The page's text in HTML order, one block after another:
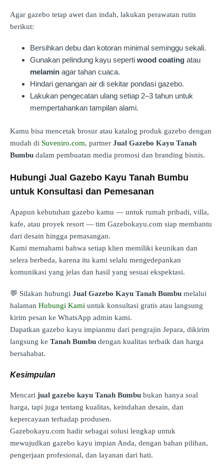
Agar gazebo tetap awet dan indah, lakukan perawatan rutin
berikut:
Bersihkan debu dan kotoran minimal seminggu sekali.
Gunakan pelindung kayu seperti wood coating atau
melamin agar tahan cuaca.
Hindari genangan air di sekitar pondasi gazebo.
Lakukan pengecatan ulang setiap 2–3 tahun untuk
mempertahankan tampilan alami.
Kamu bisa mencetak brosur atau katalog produk gazebo dengan
mudah di Suveniro.com, partner Jual Gazebo Kayu Tanah
Bumbu dalam pembuatan media promosi dan branding bisnis.
Hubungi Jual Gazebo Kayu Tanah Bumbu
untuk Konsultasi dan Pemesanan
Apapun kebutuhan gazebo kamu — untuk rumah pribadi, villa,
kafe, atau proyek resort — tim Gazebokayu.com siap membantu
dari desain hingga pemasangan.
Kami memahami bahwa setiap klien memiliki keunikan dan
selera berbeda, karena itu kami selalu mengedepankan
komunikasi yang jelas dan hasil yang sesuai ekspektasi.
💬 Silakan hubungi Jual Gazebo Kayu Tanah Bumbu melalui
halaman Hubungi Kami untuk konsultasi gratis atau langsung
kirim pesan ke WhatsApp admin kami.
Dapatkan gazebo kayu impianmu dari pengrajin Jepara, dikirim
langsung ke Tanah Bumbu dengan kualitas terbaik dan harga
bersahabat.
Kesimpulan
Mencari jual gazebo kayu Tanah Bumbu bukan hanya soal
harga, tapi juga tentang kualitas, keindahan desain, dan
kepercayaan terhadap produsen.
Gazebokayu.com hadir sebagai solusi lengkap untuk
mewujudkan gazebo kayu impian Anda, dengan bahan pilihan,
pengerjaan profesional, dan layanan dari hati.